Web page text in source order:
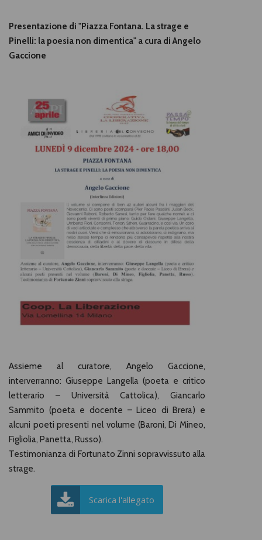
Presentazione di "Piazza Fontana. La strage e
Pinelli: la poesia non dimentica" a cura di Angelo
Gaccione
Assieme al curatore, Angelo Gaccione,
interverranno: Giuseppe Langella (poeta e critico
letterario – Università Cattolica), Giancarlo
Sammito (poeta e docente – Liceo di Brera) e
alcuni poeti presenti nel volume (Baroni, Di Mineo,
Figliolia, Panetta, Russo).
Testimonianza di Fortunato Zinni sopravvissuto alla
strage.
Scarica l'allegato